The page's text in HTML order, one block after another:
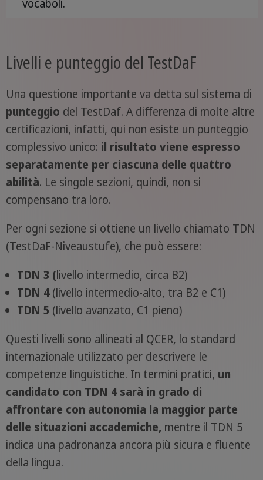
vocaboli.
Livelli e punteggio del TestDaF
Una questione importante va detta sul sistema di
punteggio del TestDaf. A differenza di molte altre
certificazioni, infatti, qui non esiste un punteggio
complessivo unico: il risultato viene espresso
separatamente per ciascuna delle quattro
abilità. Le singole sezioni, quindi, non si
compensano tra loro.
Per ogni sezione si ottiene un livello chiamato TDN
(TestDaF-Niveaustufe), che può essere:
TDN 3 (livello intermedio, circa B2)
TDN 4(livello intermedio-alto, tra B2 e C1)
TDN 5 (livello avanzato, C1 pieno)
Questi livelli sono allineati al QCER, lo standard
internazionale utilizzato per descrivere le
competenze linguistiche. In termini pratici, un
candidato con TDN 4 sarà in grado di
affrontare con autonomia la maggior parte
delle situazioni accademiche, mentre il TDN 5
indica una padronanza ancora più sicura e fluente
della lingua.